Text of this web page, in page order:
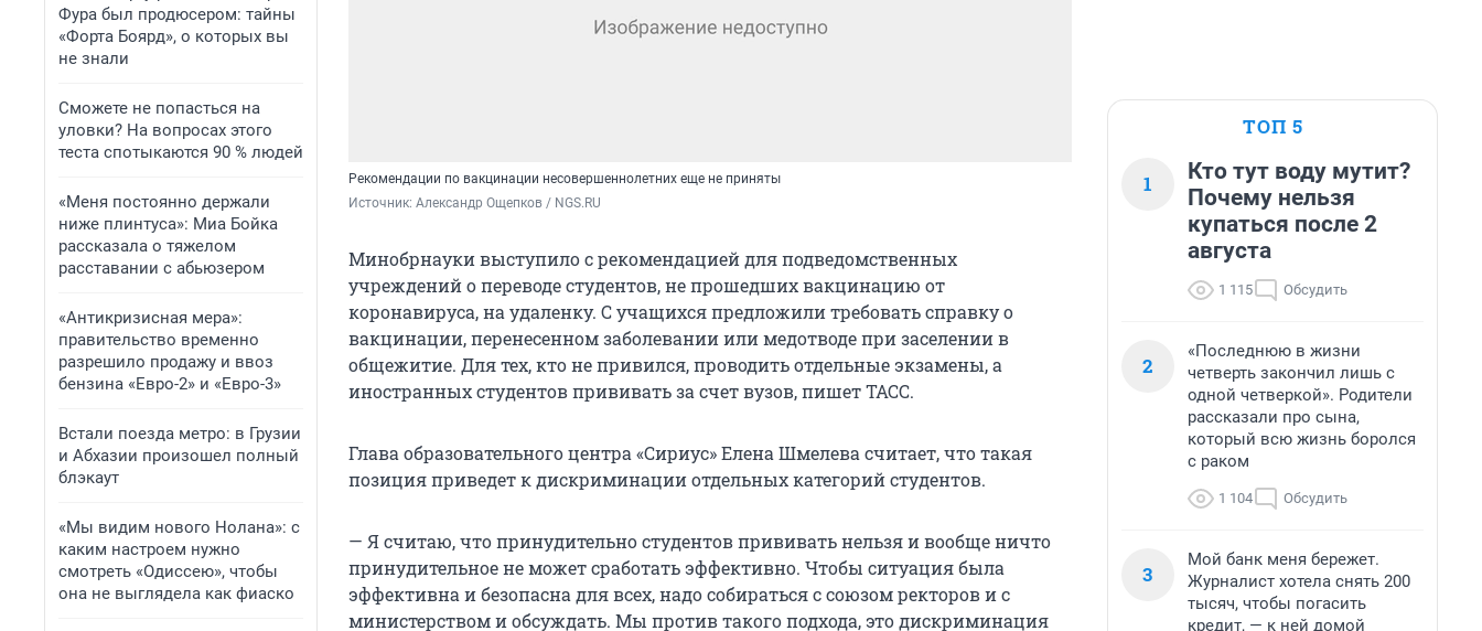
Фура был продюсером: тайны
«Форта Боярд», о которых вы
не знали
Сможете не попасться на
уловки? На вопросах этого
теста спотыкаются 90 % людей
«Меня постоянно держали
ниже плинтуса»: Миа Бойка
рассказала о тяжелом
расставании с абьюзером
«Антикризисная мера»:
правительство временно
разрешило продажу и ввоз
бензина «Евро-2» и «Евро-3»
Встали поезда метро: в Грузии
и Абхазии произошел полный
блэкаут
«Мы видим нового Нолана»: с
каким настроем нужно
смотреть «Одиссею», чтобы
она не выглядела как фиаско
Рекомендации по вакцинации несовершеннолетних еще не приняты
Источник: Александр Ощепков / NGS.RU
Минобрнауки выступило с рекомендацией для подведомственных
учреждений о переводе студентов, не прошедших вакцинацию от
коронавируса, на удаленку. С учащихся предложили требовать справку о
вакцинации, перенесенном заболевании или медотводе при заселении в
общежитие. Для тех, кто не привился, проводить отдельные экзамены, а
иностранных студентов прививать за счет вузов, пишет ТАСС.
Глава образовательного центра «Сириус» Елена Шмелева считает, что такая
позиция приведет к дискриминации отдельных категорий студентов.
— Я считаю, что принудительно студентов прививать нельзя и вообще ничто
принудительное не может сработать эффективно. Чтобы ситуация была
эффективна и безопасна для всех, надо собираться с союзом ректоров и с
министерством и обсуждать. Мы против такого подхода, это дискриминация
ТОП 5
1
Кто тут воду мутит?
Почему нельзя
купаться после 2
августа
1 115 Обсудить
2
«Последнюю в жизни
четверть закончил лишь с
одной четверкой». Родители
рассказали про сына,
который всю жизнь боролся
с раком
1 104 Обсудить
3
Мой банк меня бережет.
Журналист хотела снять 200
тысяч, чтобы погасить
кредит, — к ней домой